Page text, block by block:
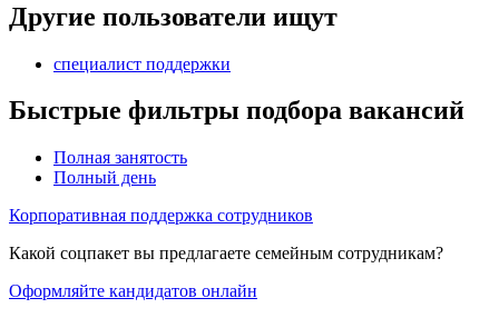
Другие пользователи ищут
специалист поддержки
Быстрые фильтры подбора вакансий
Полная занятость
Полный день
Корпоративная поддержка сотрудников
Какой соцпакет вы предлагаете семейным сотрудникам?
Оформляйте кандидатов онлайн